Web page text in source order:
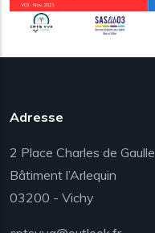
Adresse
2 Place Charles de Gaulle
Bâtiment l’Arlequin
03200 - Vichy